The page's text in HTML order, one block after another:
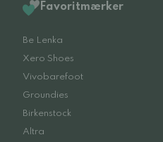
Favoritmærker
Be Lenka
Xero Shoes
Vivobarefoot
Groundies
Birkenstock
Altra